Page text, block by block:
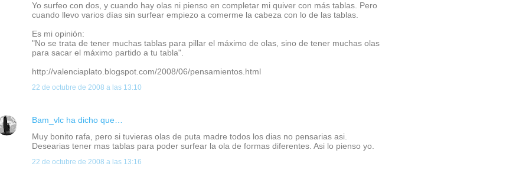
Yo surfeo con dos, y cuando hay olas ni pienso en completar mi quiver con más tablas. Pero
cuando llevo varios días sin surfear empiezo a comerme la cabeza con lo de las tablas.
Es mi opinión:
"No se trata de tener muchas tablas para pillar el máximo de olas, sino de tener muchas olas
para sacar el máximo partido a tu tabla".
http://valenciaplato.blogspot.com/2008/06/pensamientos.html
22 de octubre de 2008 a las 13:10
Bam_vlc ha dicho que…
Muy bonito rafa, pero si tuvieras olas de puta madre todos los dias no pensarias asi.
Desearias tener mas tablas para poder surfear la ola de formas diferentes. Asi lo pienso yo.
22 de octubre de 2008 a las 13:16